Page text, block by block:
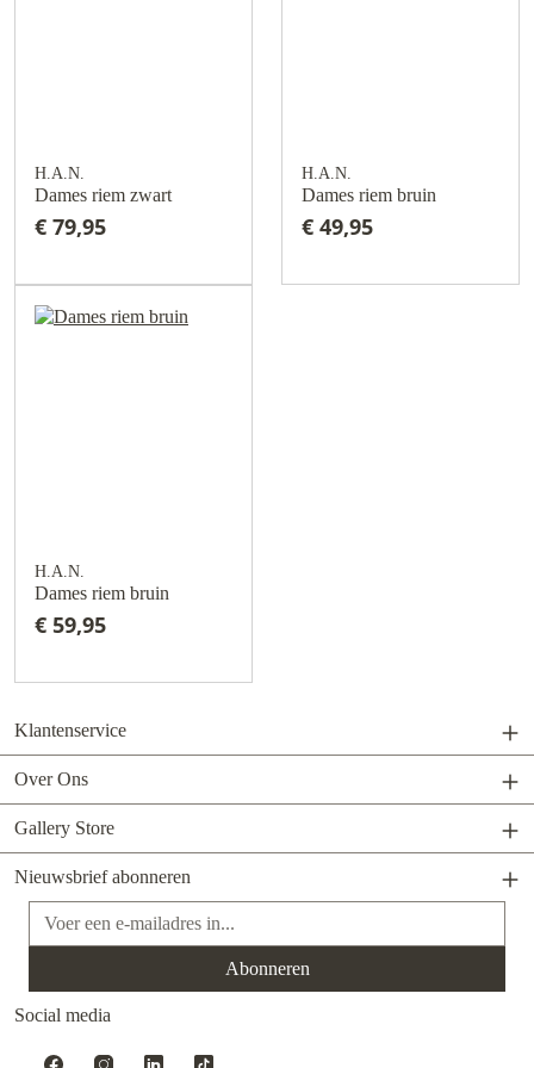
H.A.N.
Dames riem zwart
€ 79,95
H.A.N.
Dames riem bruin
€ 49,95
H.A.N.
Dames riem bruin
€ 59,95
Klantenservice
Over Ons
Gallery Store
Nieuwsbrief abonneren
E-mailadres*
Abonneren
Social media